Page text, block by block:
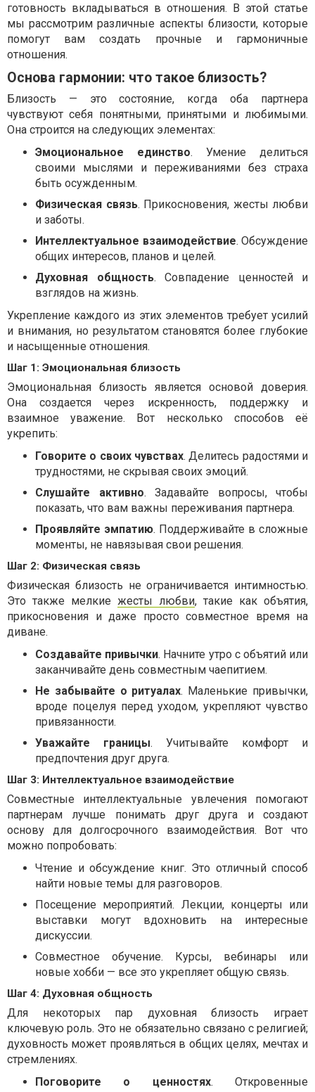
готовность вкладываться в отношения. В этой статье
мы рассмотрим различные аспекты близости, которые
помогут вам создать прочные и гармоничные
отношения.
Основа гармонии: что такое близость?
Близость — это состояние, когда оба партнера
чувствуют себя понятными, принятыми и любимыми.
Она строится на следующих элементах:
Эмоциональное единство. Умение делиться
своими мыслями и переживаниями без страха
быть осужденным.
Физическая связь. Прикосновения, жесты любви
и заботы.
Интеллектуальное взаимодействие. Обсуждение
общих интересов, планов и целей.
Духовная общность. Совпадение ценностей и
взглядов на жизнь.
Укрепление каждого из этих элементов требует усилий
и внимания, но результатом становятся более глубокие
и насыщенные отношения.
Шаг 1: Эмоциональная близость
Эмоциональная близость является основой доверия.
Она создается через искренность, поддержку и
взаимное уважение. Вот несколько способов её
укрепить:
Говорите о своих чувствах. Делитесь радостями и
трудностями, не скрывая своих эмоций.
Слушайте активно. Задавайте вопросы, чтобы
показать, что вам важны переживания партнера.
Проявляйте эмпатию. Поддерживайте в сложные
моменты, не навязывая свои решения.
Шаг 2: Физическая связь
Физическая близость не ограничивается интимностью.
Это также мелкие жесты любви, такие как объятия,
прикосновения и даже просто совместное время на
диване.
Создавайте привычки. Начните утро с объятий или
заканчивайте день совместным чаепитием.
Не забывайте о ритуалах. Маленькие привычки,
вроде поцелуя перед уходом, укрепляют чувство
привязанности.
Уважайте границы. Учитывайте комфорт и
предпочтения друг друга.
Шаг 3: Интеллектуальное взаимодействие
Совместные интеллектуальные увлечения помогают
партнерам лучше понимать друг друга и создают
основу для долгосрочного взаимодействия. Вот что
можно попробовать:
Чтение и обсуждение книг. Это отличный способ
найти новые темы для разговоров.
Посещение мероприятий. Лекции, концерты или
выставки могут вдохновить на интересные
дискуссии.
Совместное обучение. Курсы, вебинары или
новые хобби — все это укрепляет общую связь.
Шаг 4: Духовная общность
Для некоторых пар духовная близость играет
ключевую роль. Это не обязательно связано с религией;
духовность может проявляться в общих целях, мечтах и
стремлениях.
Поговорите о ценностях. Откровенные